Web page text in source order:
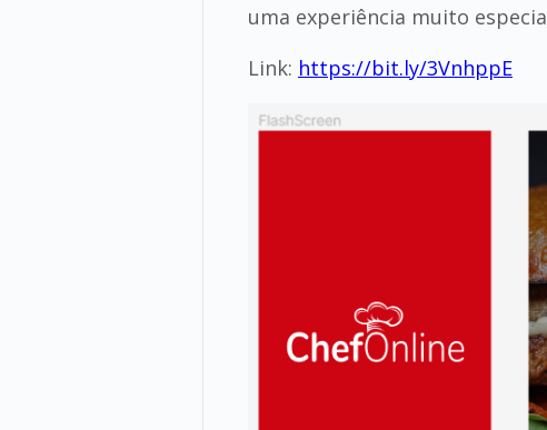
uma experiência muito
Link: https://bit.ly/3VnhppE